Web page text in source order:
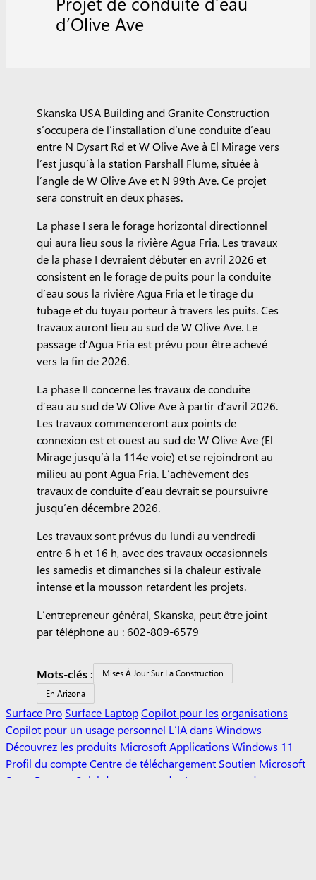
d’Olive Ave
Skanska USA Building and Granite Construction
s’occupera de l’installation d’une conduite d’eau
entre N Dysart Rd et W Olive Ave à El Mirage vers
l’est jusqu’à la station Parshall Flume, située à
l’angle de W Olive Ave et N 99th Ave. Ce projet
sera construit en deux phases.
La phase I sera le forage horizontal directionnel
qui aura lieu sous la rivière Agua Fria. Les travaux
de la phase I devraient débuter en avril 2026 et
consistent en le forage de puits pour la conduite
d’eau sous la rivière Agua Fria et le tirage du
tubage et du tuyau porteur à travers les puits. Ces
travaux auront lieu au sud de W Olive Ave. Le
passage d’Agua Fria est prévu pour être achevé
vers la fin de 2026.
La phase II concerne les travaux de conduite
d’eau au sud de W Olive Ave à partir d’avril 2026.
Les travaux commenceront aux points de
connexion est et ouest au sud de W Olive Ave (El
Mirage jusqu’à la 114e voie) et se rejoindront au
milieu au pont Agua Fria. L’achèvement des
travaux de conduite d’eau devrait se poursuivre
jusqu’en décembre 2026.
Les travaux sont prévus du lundi au vendredi
entre 6 h et 16 h, avec des travaux occasionnels
les samedis et dimanches si la chaleur estivale
intense et la mousson retardent les projets.
L’entrepreneur général, Skanska, peut être joint
par téléphone au : 602-809-6579
Mots-clés :
Mises À Jour Sur La Construction
En Arizona
Surface Pro Surface LaptopCopilot pour les organisations
Copilot pour un usage personnel L’IA dans Windows
Découvrez les produits MicrosoftApplications Windows 11
Profil du compteCentre de téléchargement Soutien Microsoft
Store
Retours Suivi des commandes
La promesse du